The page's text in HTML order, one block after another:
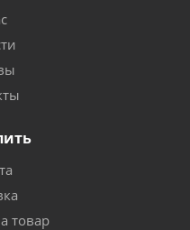
товар